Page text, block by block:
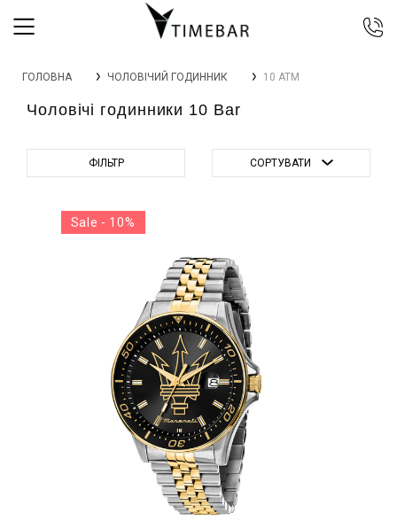
044 392 44 45
067 344 14 44 (viber)
099 399 23 80
Безкоштовно по Україні
ГОЛОВНА ЧОЛОВІЧИЙ ГОДИННИК 10 АТМ
Чоловічі годинники 10 Bar
ФІЛЬТР СОРТУВАТИ
Sale - 10%